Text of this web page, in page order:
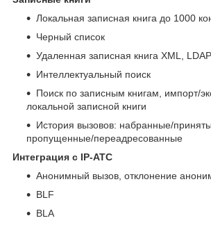
Локальная записная книга до 1000
Черный список
Удаленная записная книга XML, LDAP
Интеллектуальный поиск
Поиск по записным книгам, импорт/
локальной записной книги
История вызовов: набранные/
пропущенные/переадресованные
Интеграция с IP-АТС
Анонимный вызов, отклонение
BLF
BLA